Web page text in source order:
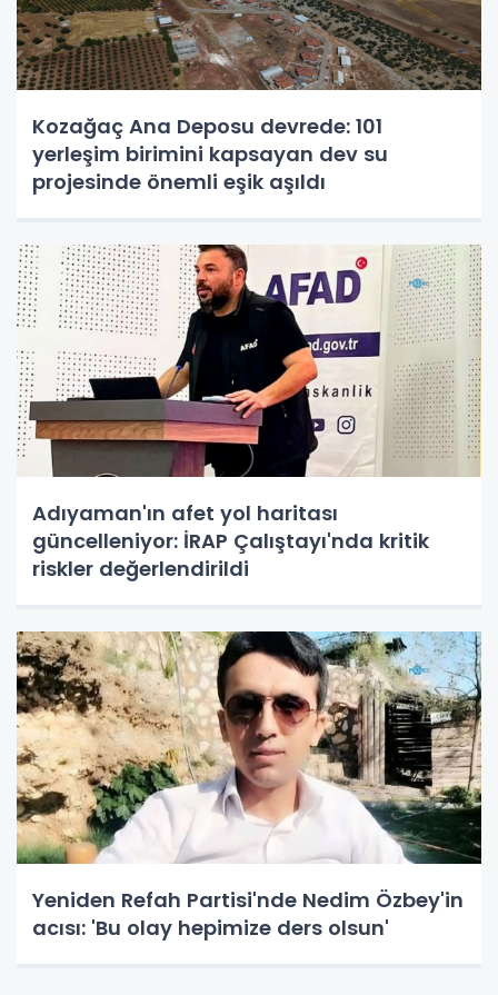
Kozağaç Ana Deposu devrede: 101
yerleşim birimini kapsayan dev su
projesinde önemli eşik aşıldı
Adıyaman'ın afet yol haritası
güncelleniyor: İRAP Çalıştayı'nda kritik
riskler değerlendirildi
Yeniden Refah Partisi'nde Nedim Özbey'in
acısı: 'Bu olay hepimize ders olsun'